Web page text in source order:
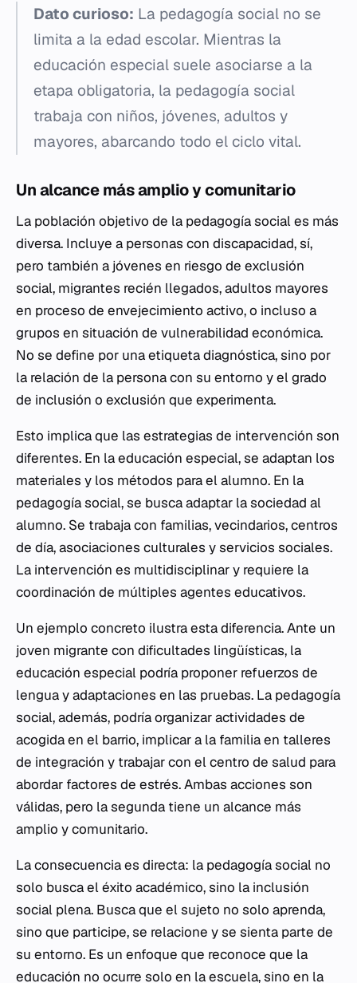
Dato curioso: La pedagogía social no se
limita a la edad escolar. Mientras la
educación especial suele asociarse a la
etapa obligatoria, la pedagogía social
trabaja con niños, jóvenes, adultos y
mayores, abarcando todo el ciclo vital.
Un alcance más amplio y comunitario
La población objetivo de la pedagogía social es más
diversa. Incluye a personas con discapacidad, sí,
pero también a jóvenes en riesgo de exclusión
social, migrantes recién llegados, adultos mayores
en proceso de envejecimiento activo, o incluso a
grupos en situación de vulnerabilidad económica.
No se define por una etiqueta diagnóstica, sino por
la relación de la persona con su entorno y el grado
de inclusión o exclusión que experimenta.
Esto implica que las estrategias de intervención son
diferentes. En la educación especial, se adaptan los
materiales y los métodos para el alumno. En la
pedagogía social, se busca adaptar la sociedad al
alumno. Se trabaja con familias, vecindarios, centros
de día, asociaciones culturales y servicios sociales.
La intervención es multidisciplinar y requiere la
coordinación de múltiples agentes educativos.
Un ejemplo concreto ilustra esta diferencia. Ante un
joven migrante con dificultades lingüísticas, la
educación especial podría proponer refuerzos de
lengua y adaptaciones en las pruebas. La pedagogía
social, además, podría organizar actividades de
acogida en el barrio, implicar a la familia en talleres
de integración y trabajar con el centro de salud para
abordar factores de estrés. Ambas acciones son
válidas, pero la segunda tiene un alcance más
amplio y comunitario.
La consecuencia es directa: la pedagogía social no
solo busca el éxito académico, sino la inclusión
social plena. Busca que el sujeto no solo aprenda,
sino que participe, se relacione y se sienta parte de
su entorno. Es un enfoque que reconoce que la
educación no ocurre solo en la escuela, sino en la